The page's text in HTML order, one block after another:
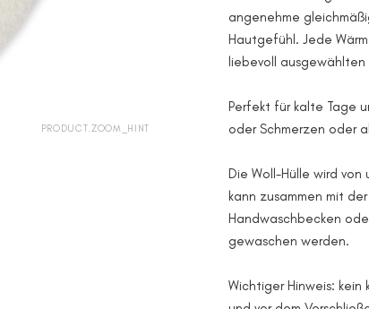
PRODUCT.ZOOM_HINT
angenehme
Hautgefühl. Jede
liebevoll
Perfekt für kalte Tage
oder Schmerzen oder
Die Woll-Hülle wird
kann zusammen mit
Handwaschbecken
gewaschen werden.
Wichtiger Hinweis: